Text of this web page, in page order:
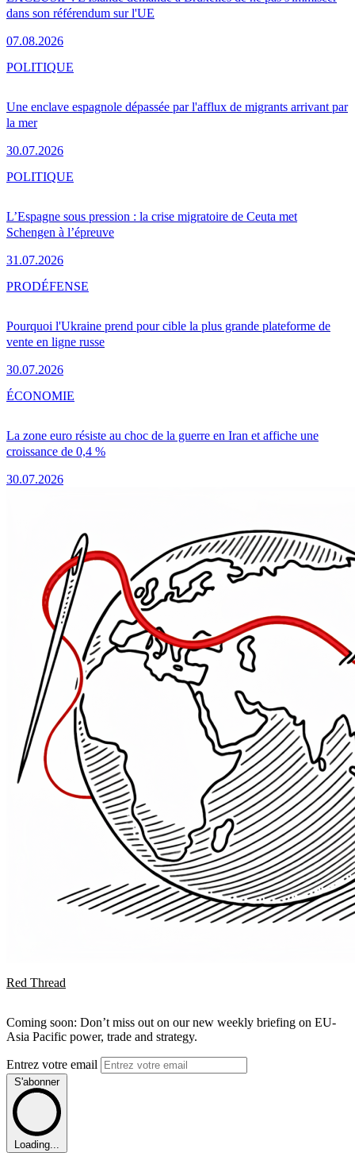
dans son référendum sur l'UE
07.08.2026
Une enclave espagnole dépassée par l'afflux de migrants arrivant par
la mer
30.07.2026
POLITIQUE
L’Espagne sous pression : la crise migratoire de Ceuta met
Schengen à l’épreuve
31.07.2026
POLITIQUE
Pourquoi l'Ukraine prend pour cible la plus grande plateforme de
vente en ligne russe
30.07.2026
PRODÉFENSE
La zone euro résiste au choc de la guerre en Iran et affiche une
croissance de 0,4 %
30.07.2026
ÉCONOMIE
Red Thread
Coming soon: Don’t miss out on our new weekly briefing on EU-
Asia Pacific power, trade and strategy.
Entrez votre email
S'abonner
Loading...